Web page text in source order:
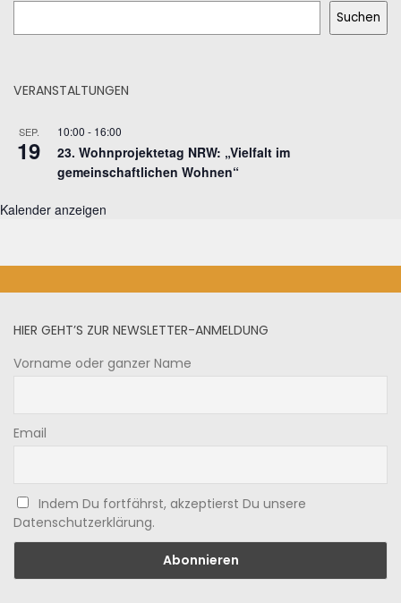
Suchen
VERANSTALTUNGEN
SEP.
19
10:00 - 16:00
23. Wohnprojektetag NRW: „Vielfalt im
gemeinschaftlichen Wohnen“
Kalender anzeigen
HIER GEHT’S ZUR NEWSLETTER-ANMELDUNG
Vorname oder ganzer Name
Email
Indem Du fortfährst, akzeptierst Du unsere
Datenschutzerklärung.